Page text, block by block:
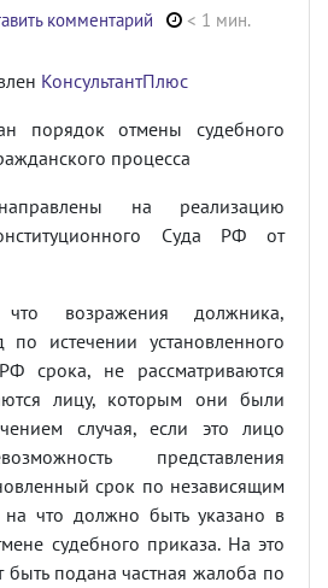
комментарий
< 1 мин.
КонсультантПлюс
порядок отмены судебного
процесса
на реализацию
Суда РФ от
что возражения должника,
истечении установленного
срока, не рассматриваются
лицу, которым они были
случая, если это лицо
представления
срок по независящим
что должно быть указано в
судебного приказа. На это
подана частная жалоба по